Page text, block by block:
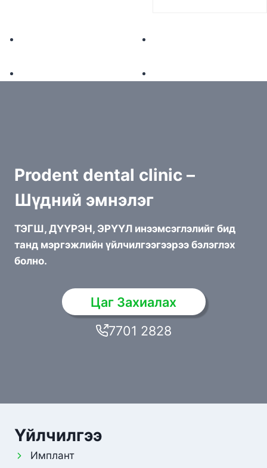
Prodent dental clinic –
Шүдний эмнэлэг
ТЭГШ, ДҮҮРЭН, ЭРҮҮЛ инээмсэглэлийг бид
танд мэргэжлийн үйлчилгээгээрээ бэлэглэх
болно.
Цаг Захиалах
7701 2828
Үйлчилгээ
Имплант